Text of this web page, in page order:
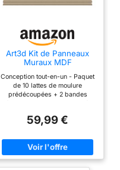
Art3d Kit de Panneaux
Muraux MDF
Conception tout-en-un - Paquet
de 10 lattes de moulure
prédécoupées + 2 bandes
panneaux et lattes Bandes
Livré avec une bordure de
tablette supplémentaire pour un
aspect plus raffiné et
sophistiqué Polyvalent à faire
59,99 €